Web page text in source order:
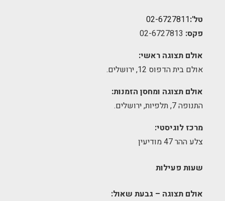
טל':02-6727811
פקס:
אולם תצוגה ראשי:
אולם בית הדפוס 12, ירושלים.
אולם תצוגה ומחסן הזמנות:
התנופה 7, תלפיות, ירושלים.
מרכז לוגיסטי:
צלע ההר 47 מודיעין
שעות פעילות
אולם תצוגה – גבעת שאול: